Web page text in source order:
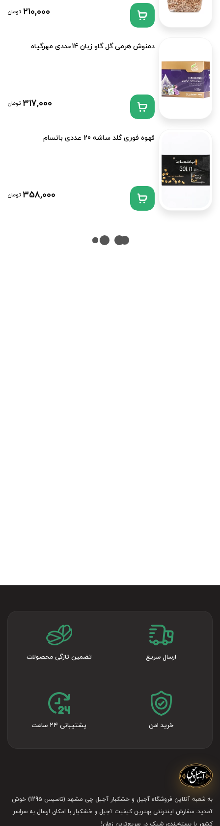
210,000 تومان
دمنوش هرمی گل گاو زبان 14عددی مهرگیاه
317,000 تومان
قهوه فوری گلد ساشه 20 عددی باتسام
358,000 تومان
ارسال سریع تضمین تازگی محصولات
خرید امن پشتیبانی ۲۴ ساعت
به شعبه آنلاین فروشگاه آجیل و خشکبار آجیل چی مشهد (تاسیس 1295) خوش
آمدید. سفارش اینترنتی بهترین کیفیت آجیل و خشکبار با امکان ارسال به سراسر
کشور با بسته‌بندی شیک در سریع‌ترین زمان!